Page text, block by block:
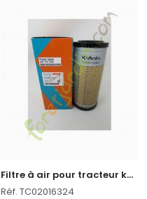
F
iltre à air pour tracteur kubota
Réf. TC02016324